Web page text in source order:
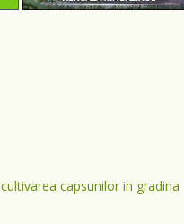
cultivarea capsunilor in gradina